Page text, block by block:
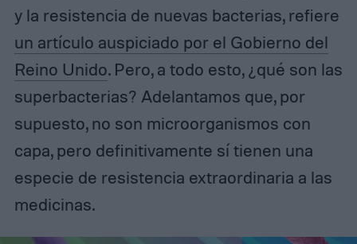
y la resistencia de nuevas bacterias, refiere
un artículo auspiciado por el Gobierno del
Reino Unido. Pero, a todo esto, ¿qué son las
superbacterias? Adelantamos que, por
supuesto, no son microorganismos con
capa, pero definitivamente sí tienen una
especie de resistencia extraordinaria a las
medicinas.